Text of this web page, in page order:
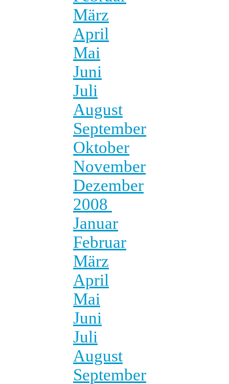
März
April
Mai
Juni
Juli
August
September
Oktober
November
Dezember
2008
Januar
Februar
März
April
Mai
Juni
Juli
August
September